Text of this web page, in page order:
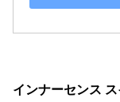
インナーセンス